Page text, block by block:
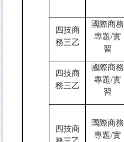
四技商
務三乙
國際商務
專題/實
習
四技商
務三乙
國際商務
專題/實
習
四技商
國際商務
專題/實